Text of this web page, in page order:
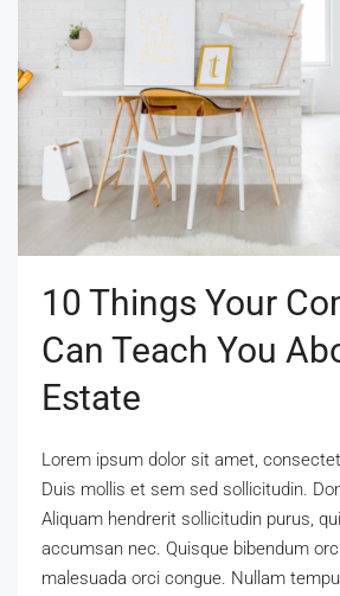
10 Things Your
Can Teach You
Estate
Lorem ipsum dolor sit amet,
Duis mollis et sem sed sollicitudin.
Aliquam hendrerit sollicitudin purus,
accumsan nec. Quisque bibendum
malesuada orci congue. Nullam